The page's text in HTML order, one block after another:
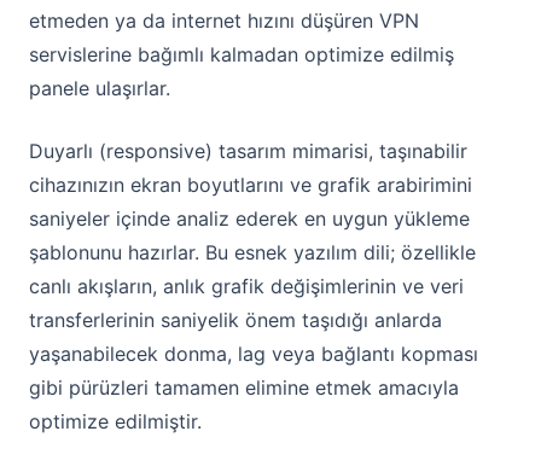
etmeden ya da internet hızını düşüren VPN
servislerine bağımlı kalmadan optimize edilmiş
panele ulaşırlar.
Duyarlı (responsive) tasarım mimarisi, taşınabilir
cihazınızın ekran boyutlarını ve grafik arabirimini
saniyeler içinde analiz ederek en uygun yükleme
şablonunu hazırlar. Bu esnek yazılım dili; özellikle
canlı akışların, anlık grafik değişimlerinin ve veri
transferlerinin saniyelik önem taşıdığı anlarda
yaşanabilecek donma, lag veya bağlantı kopması
gibi pürüzleri tamamen elimine etmek amacıyla
optimize edilmiştir.